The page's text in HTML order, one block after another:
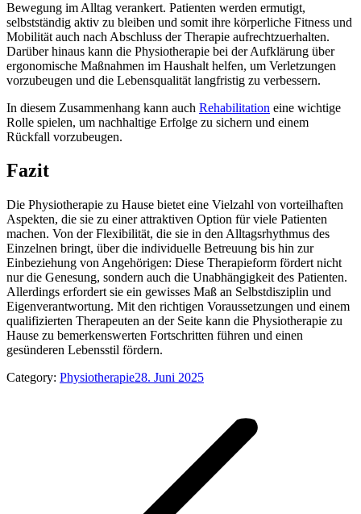
Bewegung im Alltag verankert. Patienten werden ermutigt,
selbstständig aktiv zu bleiben und somit ihre körperliche Fitness und
Mobilität auch nach Abschluss der Therapie aufrechtzuerhalten.
Darüber hinaus kann die Physiotherapie bei der Aufklärung über
ergonomische Maßnahmen im Haushalt helfen, um Verletzungen
vorzubeugen und die Lebensqualität langfristig zu verbessern.
In diesem Zusammenhang kann auch Rehabilitation eine wichtige
Rolle spielen, um nachhaltige Erfolge zu sichern und einem
Rückfall vorzubeugen.
Fazit
Die Physiotherapie zu Hause bietet eine Vielzahl von vorteilhaften
Aspekten, die sie zu einer attraktiven Option für viele Patienten
machen. Von der Flexibilität, die sie in den Alltagsrhythmus des
Einzelnen bringt, über die individuelle Betreuung bis hin zur
Einbeziehung von Angehörigen: Diese Therapieform fördert nicht
nur die Genesung, sondern auch die Unabhängigkeit des Patienten.
Allerdings erfordert sie ein gewisses Maß an Selbstdisziplin und
Eigenverantwortung. Mit den richtigen Voraussetzungen und einem
qualifizierten Therapeuten an der Seite kann die Physiotherapie zu
Hause zu bemerkenswerten Fortschritten führen und einen
gesünderen Lebensstil fördern.
Category: Physiotherapie28. Juni 2025